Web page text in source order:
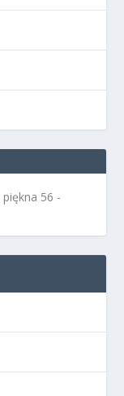
piękna 56 -